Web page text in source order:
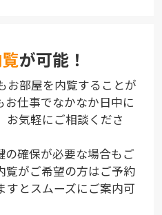
が可能！
お部屋を内覧することが
お仕事でなかなか日中に
お気軽にご相談くださ
の確保が必要な場合もご
覧がご希望の方はご予約
すとスムーズにご案内可